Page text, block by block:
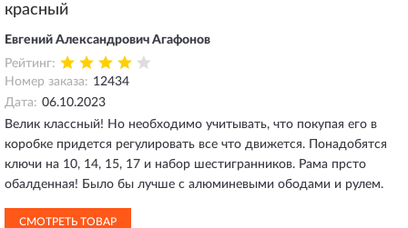
красный
Евгений Александрович Агафонов
Рейтинг:
Номер заказа: 12434
Дата: 06.10.2023
Велик классный! Но необходимо учитывать, что покупая его в
коробке придется регулировать все что движется. Понадобятся
ключи на 10, 14, 15, 17 и набор шестигранников. Рама прсто
обалденная! Было бы лучше с алюминевыми ободами и рулем.
СМОТРЕТЬ ТОВАР